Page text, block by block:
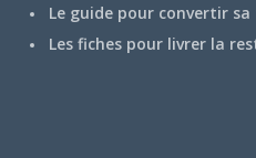
Le guide pour convertir
Les fiches pour livrer la